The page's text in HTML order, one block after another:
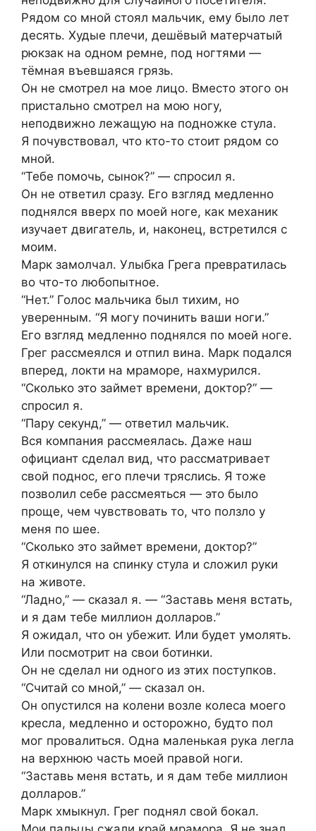
Рядом со мной стоял мальчик, ему было лет
десять. Худые плечи, дешёвый матерчатый
рюкзак на одном ремне, под ногтями —
тёмная въевшаяся грязь.
Он не смотрел на мое лицо. Вместо этого он
пристально смотрел на мою ногу,
неподвижно лежащую на подножке стула.
Я почувствовал, что кто-то стоит рядом со
мной.
“Тебе помочь, сынок?” — спросил я.
Он не ответил сразу. Его взгляд медленно
поднялся вверх по моей ноге, как механик
изучает двигатель, и, наконец, встретился с
моим.
Марк замолчал. Улыбка Грега превратилась
во что-то любопытное.
“Нет.” Голос мальчика был тихим, но
уверенным. “Я могу починить ваши ноги.”
Его взгляд медленно поднялся по моей ноге.
Грег рассмеялся и отпил вина. Марк подался
вперед, локти на мраморе, нахмурился.
“Сколько это займет времени, доктор?” —
спросил я.
“Пару секунд,” — ответил мальчик.
Вся компания рассмеялась. Даже наш
официант сделал вид, что рассматривает
свой поднос, его плечи тряслись. Я тоже
позволил себе рассмеяться — это было
проще, чем чувствовать то, что ползло у
меня по шее.
“Сколько это займет времени, доктор?”
Я откинулся на спинку стула и сложил руки
на животе.
“Ладно,” — сказал я. — “Заставь меня встать,
и я дам тебе миллион долларов.”
Я ожидал, что он убежит. Или будет умолять.
Или посмотрит на свои ботинки.
Он не сделал ни одного из этих поступков.
“Считай со мной,” — сказал он.
Он опустился на колени возле колеса моего
кресла, медленно и осторожно, будто пол
мог провалиться. Одна маленькая рука легла
на верхнюю часть моей правой ноги.
“Заставь меня встать, и я дам тебе миллион
долларов.”
Марк хмыкнул. Грег поднял свой бокал.